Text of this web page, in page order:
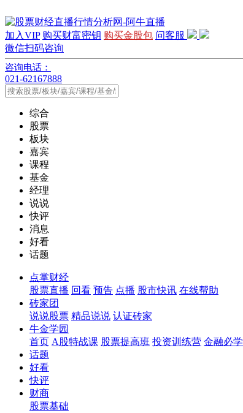
加入VIP 购买财富密钥 购买金股包 问客服
微信扫码咨询
咨询电话：
021-62167888
综合
股票
板块
嘉宾
课程
基金
经理
说说
快评
消息
好看
话题
点掌财经
股票直播 回看 预告 点播 股市快讯 在线帮助
砖家团
说说股票 精品说说 认证砖家
牛金学园
首页 A股特战课 股票提高班 投资训练营 金融必学
话题
好看
快评
财商
股票基础